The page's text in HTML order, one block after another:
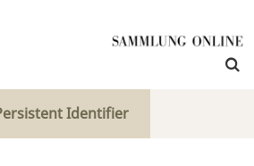
Identifier